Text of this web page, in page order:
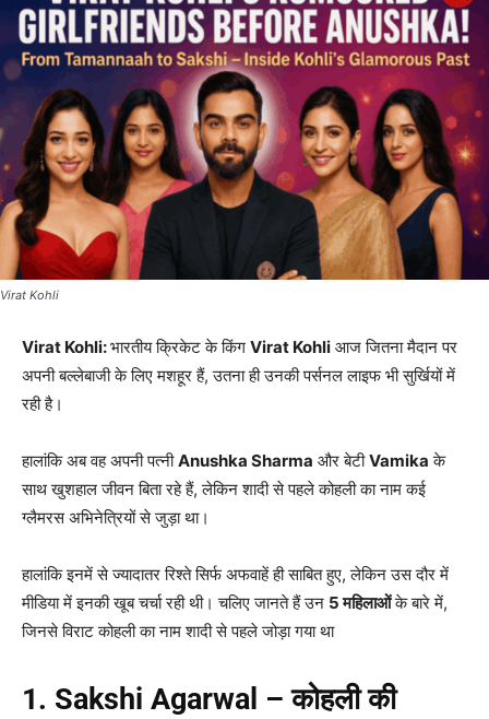
Virat Kohli
Virat Kohli:भारतीय क्रिकेट के किंग Virat Kohli आज जितना मैदान पर
अपनी बल्लेबाजी के लिए मशहूर हैं, उतना ही उनकी पर्सनल लाइफ भी सुर्खियों में
रही है।
हालांकि अब वह अपनी पत्नीAnushka Sharma और बेटीVamika के
साथ खुशहाल जीवन बिता रहे हैं, लेकिन शादी से पहले कोहली का नाम कई
ग्लैमरस अभिनेत्रियों से जुड़ा था।
हालांकि इनमें से ज्यादातर रिश्ते सिर्फ अफवाहें ही साबित हुए, लेकिन उस दौर में
मीडिया में इनकी खूब चर्चा रही थी। चलिए जानते हैं उन 5 महिलाओंके बारे में,
जिनसे विराट कोहली का नाम शादी से पहले जोड़ा गया था
1. Sakshi Agarwal –कोहली की